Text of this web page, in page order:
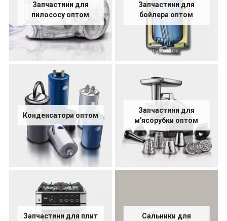
Запчастини для
пилососу оптом
Запчастини для
бойлера оптом
Конденсатори оптом
Запчастини для
м'ясорубки оптом
Запчастини для плит
Сальники для